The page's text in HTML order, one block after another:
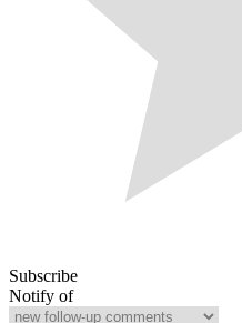
Subscribe
Notify of